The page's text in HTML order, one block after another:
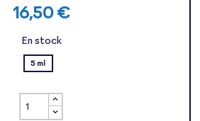
16,50 €
En stock
5 ml